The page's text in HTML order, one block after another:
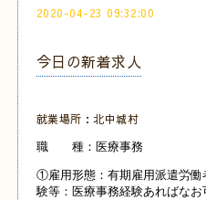
2020-04-23 09:32:00
今日の新着求人
就業場所：北中城村
職 種：医療事務
①雇用形態：有期雇用派遣労
験等：医療事務経験あればな